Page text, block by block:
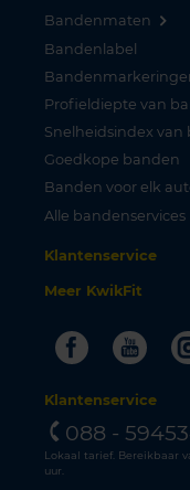
Bandenmaten
Bandenlabel
Profieldiepte van
Snelheidsindex van
Goedkope banden
Banden voor elk
Alle bandenservices
Klantenservice
Meer KwikFit
Facebook
Klantenservice
088 -
Lokaal tarief. Bereikbaar
uur.